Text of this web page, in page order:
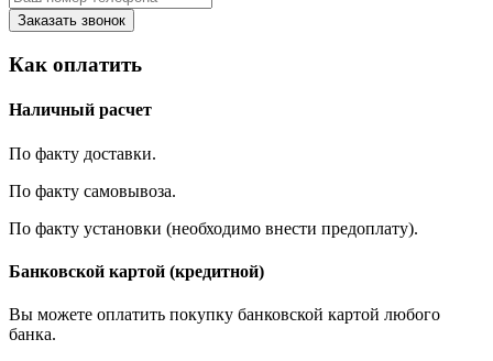
Заказать звонок
Как оплатить
Наличный расчет
По факту доставки.
По факту самовывоза.
По факту установки (необходимо внести предоплату).
Банковской картой (кредитной)
Вы можете оплатить покупку банковской картой любого
банка.